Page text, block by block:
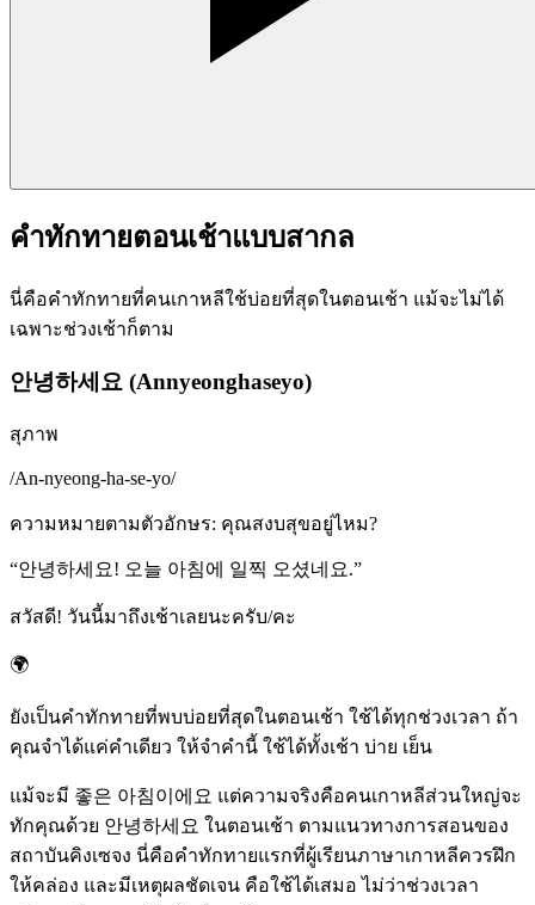
คำทักทายตอนเช้าแบบสากล
นี่คือคำทักทายที่คนเกาหลีใช้บ่อยที่สุดในตอนเช้า แม้จะไม่ได้
เฉพาะช่วงเช้าก็ตาม
안녕하세요 (Annyeonghaseyo)
สุภาพ
/An-nyeong-ha-se-yo/
ความหมายตามตัวอักษร: คุณสงบสุขอยู่ไหม?
“안녕하세요! 오늘 아침에 일찍 오셨네요.”
สวัสดี! วันนี้มาถึงเช้าเลยนะครับ/คะ
🌍
ยังเป็นคำทักทายที่พบบ่อยที่สุดในตอนเช้า ใช้ได้ทุกช่วงเวลา ถ้า
คุณจำได้แค่คำเดียว ให้จำคำนี้ ใช้ได้ทั้งเช้า บ่าย เย็น
แม้จะมี 좋은 아침이에요 แต่ความจริงคือคนเกาหลีส่วนใหญ่จะ
ทักคุณด้วย 안녕하세요 ในตอนเช้า ตามแนวทางการสอนของ
สถาบันคิงเซจง นี่คือคำทักทายแรกที่ผู้เรียนภาษาเกาหลีควรฝึก
ให้คล่อง และมีเหตุผลชัดเจน คือใช้ได้เสมอ ไม่ว่าช่วงเวลา